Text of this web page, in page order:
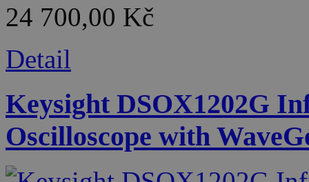
24 700,00 Kč
Detail
Keysight DSOX1202G
Oscilloscope with